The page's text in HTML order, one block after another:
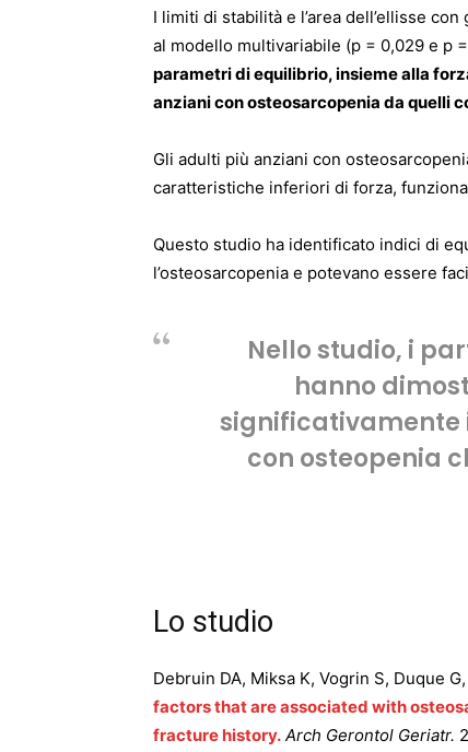
I limiti di stabilità e l’area dell’ellisse
al modello multivariabile (p = 0,029 e p
parametri di equilibrio, insieme alla
anziani con osteosarcopenia da quelli
Gli adulti più anziani con
caratteristiche inferiori di forza,
Questo studio ha identificato indici di
l’osteosarcopenia e potevano essere
Nello studio, i
hanno
significativamente
con osteopenia
Lo studio
Debruin DA, Miksa K, Vogrin S, Duque
factors that are associated with
fracture history. Arch Gerontol Geriatr.